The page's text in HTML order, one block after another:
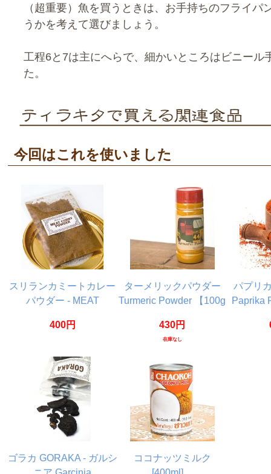
（超重要）魚を買うときは、お手持ちのフライパ
うかを考えて選びましょう。
工程6と7は主にへらで、細かいところはビニール
た。
今回はこれを使いました
スリランカミートカレー
パウダー - MEAT
袋入】
400円
ターメリックパウダー
Turmeric Powder 【100g
430円
在庫なし
パプ
Paprika
ゴラカ GORAKA - ガルシ
ココナッツミルク